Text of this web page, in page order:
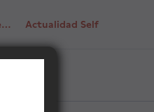
Actualidad Self